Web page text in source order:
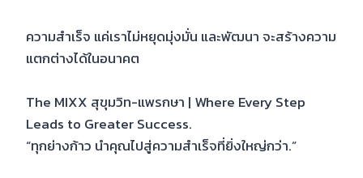
ความสำเร็จ แค่เราไม่หยุดมุ่งมั่น และพัฒนา จะสร้างความ
แตกต่างได้ในอนาคต
The MIXX สุขุมวิท-แพรกษา | Where Every Step
Leads to Greater Success.
“ทุกย่างก้าว นำคุณไปสู่ความสำเร็จที่ยิ่งใหญ่กว่า.”